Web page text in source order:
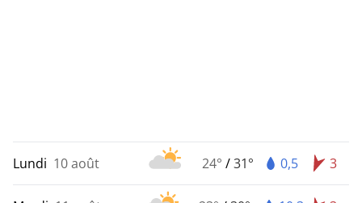
Lundi 10 août 24° /31° 0,5 3